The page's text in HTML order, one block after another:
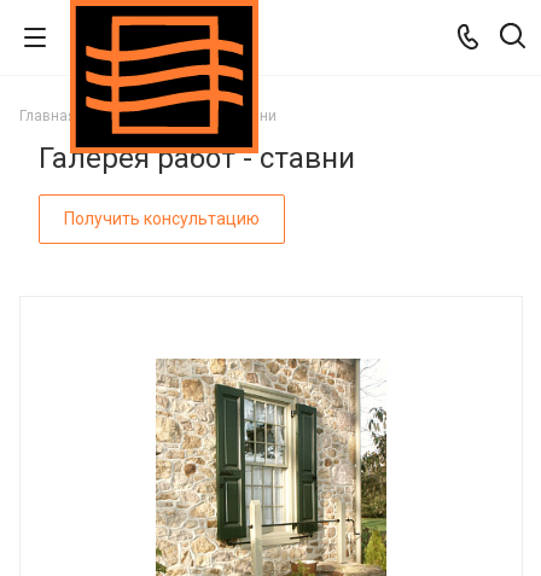
Главная Галерея работ Ставни
Галерея работ - ставни
Получить консультацию